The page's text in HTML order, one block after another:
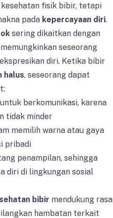
fisik bibir, tetapi
pada kepercayaan diri.
sering dikaitkan dengan
seseorang
diri. Ketika bibir
halus, seseorang dapat
berkomunikasi, karena
tidak minder
memilih warna atau gaya
pribadi
penampilan, sehingga
diri di lingkungan sosial
bibir mendukung rasa
hambatan terkait